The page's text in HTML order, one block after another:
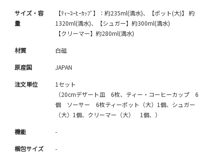
サイズ・容
量
【ﾃｨｰｺｰﾋｰｶｯﾌﾟ】：約235ml(満水)、【ポット(大)】 約
1320ml(満水)、【シュガー】約300ml(満水)
【クリーマー】約280ml(満水)
材質 白磁
原産国 JAPAN
注文単位
1セット
（20cmデザート皿 6枚、ティー・コーヒーカップ 6
個 ソーサー 6枚ティーポット（大）1個、シュガー
（大）1個、クリーマー（大） 1個、）
機能 -
梱包サイズ -